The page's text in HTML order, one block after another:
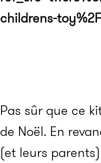
childrens-toy%2F
Pas sûr que ce
de Noël. En
(et leurs